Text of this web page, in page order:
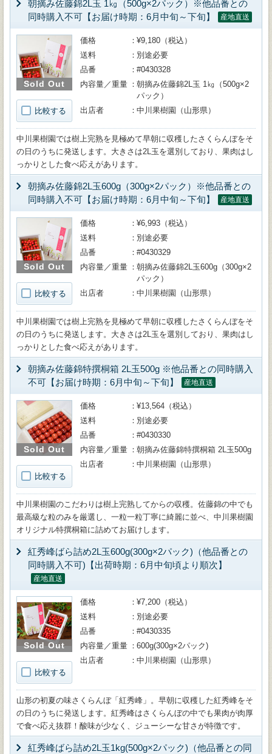
朝摘み佐藤錦2L玉 1㎏（500g×2パック）※他品番との
同時購入不可【お届け時期：6月中旬～下旬】
産地直送
Sold Out
比較する
価格
¥9,180（税込）
送料
別途必要
品番
#0430328
内容量／重量
朝摘み佐藤錦2L玉 1㎏（500g×2
パック）
出店者
中川果樹園（山形県）
中川果樹園では樹上完熟を見極めて早朝に収穫したさくらんぼをそ
の日のうちに発送します。大きさは2L玉を選別しており、果肉はし
っかりとした食べ応えがあります。
朝摘み佐藤錦2L玉600g（300g×2パック）※他品番との
同時購入不可【お届け時期：6月中旬～下旬】
産地直送
Sold Out
比較する
価格
¥6,993（税込）
送料
別途必要
品番
#0430329
内容量／重量
朝摘み佐藤錦2L玉600g（300g×2
パック）
出店者
中川果樹園（山形県）
中川果樹園では樹上完熟を見極めて早朝に収穫したさくらんぼをそ
の日のうちに発送します。大きさは2L玉を選別しており、果肉はし
っかりとした食べ応えがあります。
朝摘み佐藤錦特撰桐箱 2L玉500g ※他品番との同時購入
不可【お届け時期：6月中旬～下旬】
産地直送
Sold Out
比較する
価格
¥13,564（税込）
送料
別途必要
品番
#0430330
内容量／重量
朝摘み佐藤錦特撰桐箱 2L玉500g
出店者
中川果樹園（山形県）
中川果樹園のこだわりは樹上完熟してからの収穫。佐藤錦の中でも
最高級な粒のみを厳選し、一粒一粒丁寧に綺麗に並べ、中川果樹園
オリジナル特撰桐箱に詰めてお届けします。
紅秀峰ばら詰め2L玉600g(300g×2パック)（他品番との
同時購入不可)【出荷時期：6月中旬頃より順次】
産地直送
Sold Out
比較する
価格
¥7,200（税込）
送料
別途必要
品番
#0430335
内容量／重量
600g(300g×2パック)
出店者
中川果樹園（山形県）
山形の初夏の味さくらんぼ「紅秀峰」。早朝に収穫した紅秀峰をそ
の日のうちに発送します。紅秀峰はさくらんぼの中でも果肉が肉厚
で食べ応え抜群！酸味が少なく、ジューシーな甘さが特徴です。
紅秀峰ばら詰め2L玉1kg(500g×2パック)（他品番との同